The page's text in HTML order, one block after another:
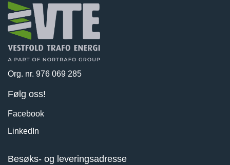
Org. nr. 976 069 285
Følg oss!
Facebook
LinkedIn
Besøks- og leveringsadresse